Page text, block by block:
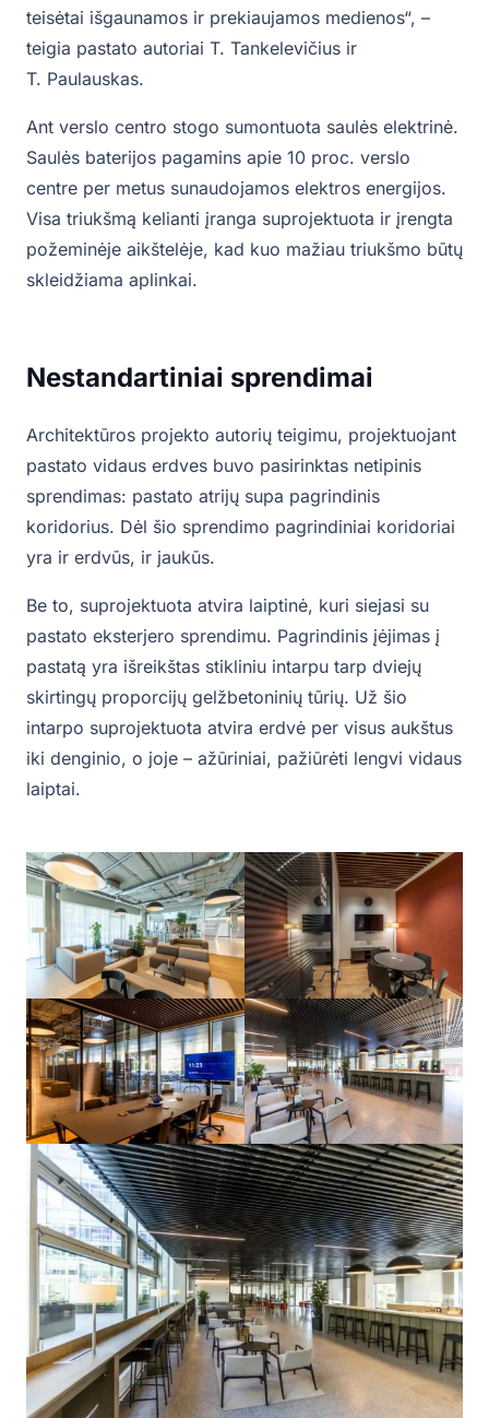
teisėtai išgaunamos ir prekiaujamos medienos“, –
teigia pastato autoriai T. Tankelevičius ir
T. Paulauskas.
Ant verslo centro stogo sumontuota saulės elektrinė.
Saulės baterijos pagamins apie 10 proc. verslo
centre per metus sunaudojamos elektros energijos.
Visa triukšmą kelianti įranga suprojektuota ir įrengta
požeminėje aikštelėje, kad kuo mažiau triukšmo būtų
skleidžiama aplinkai.
Nestandartiniai sprendimai
Architektūros projekto autorių teigimu, projektuojant
pastato vidaus erdves buvo pasirinktas netipinis
sprendimas: pastato atrijų supa pagrindinis
koridorius. Dėl šio sprendimo pagrindiniai koridoriai
yra ir erdvūs, ir jaukūs.
Be to, suprojektuota atvira laiptinė, kuri siejasi su
pastato eksterjero sprendimu. Pagrindinis įėjimas į
pastatą yra išreikštas stikliniu intarpu tarp dviejų
skirtingų proporcijų gelžbetoninių tūrių. Už šio
intarpo suprojektuota atvira erdvė per visus aukštus
iki denginio, o joje – ažūriniai, pažiūrėti lengvi vidaus
laiptai.